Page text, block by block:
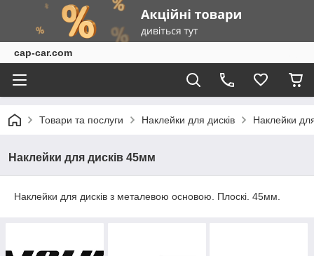
cap-car.com
Товари та послуги Наклейки для дисків Наклейки
Наклейки для дисків 45мм
Наклейки для дисків з металевою основою. Плоскі. 45мм.